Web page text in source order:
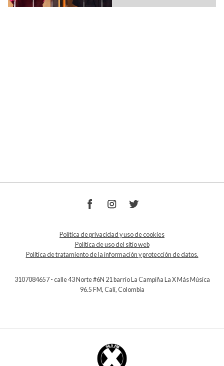
Política de privacidad y uso de cookies
Política de uso del sitio web
Política de tratamiento de la información y protección de datos.
3107084657 - calle 43 Norte #6N 21 barrio La Campiña La X Más Música
96.5 FM, Cali, Colombia